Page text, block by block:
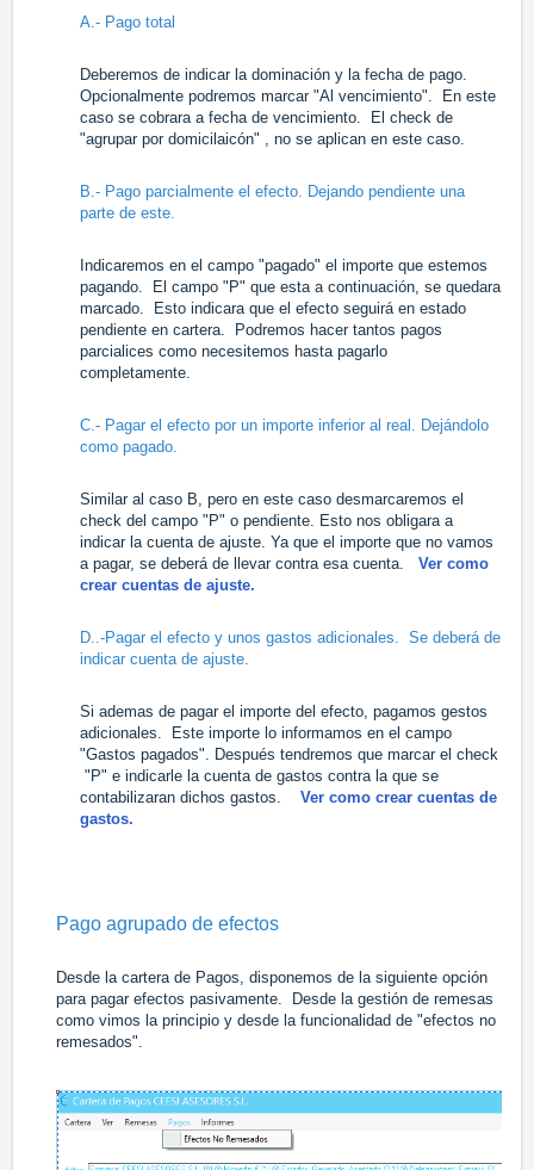
A.- Pago total
Deberemos de indicar la dominación y la fecha de pago.
Opcionalmente podremos marcar "Al vencimiento". En este
caso se cobrara a fecha de vencimiento. El check de
"agrupar por domicilaicón" , no se aplican en este caso.
B.- Pago parcialmente el efecto. Dejando pendiente una
parte de este.
Indicaremos en el campo "pagado" el importe que estemos
pagando. El campo "P" que esta a continuación, se quedara
marcado. Esto indicara que el efecto seguirá en estado
pendiente en cartera. Podremos hacer tantos pagos
parcialices como necesitemos hasta pagarlo
completamente.
C.- Pagar el efecto por un importe inferior al real. Dejándolo
como pagado.
Similar al caso B, pero en este caso desmarcaremos el
check del campo "P" o pendiente. Esto nos obligara a
indicar la cuenta de ajuste. Ya que el importe que no vamos
a pagar, se deberá de llevar contra esa cuenta. Ver como
crear cuentas de ajuste.
D..-Pagar el efecto y unos gastos adicionales. Se deberá de
indicar cuenta de ajuste.
Si ademas de pagar el importe del efecto, pagamos gestos
adicionales. Este importe lo informamos en el campo
"Gastos pagados". Después tendremos que marcar el check
"P" e indicarle la cuenta de gastos contra la que se
contabilizaran dichos gastos. Ver como crear cuentas de
gastos.
Pago agrupado de efectos
Desde la cartera de Pagos, disponemos de la siguiente opción
para pagar efectos pasivamente. Desde la gestión de remesas
como vimos la principio y desde la funcionalidad de "efectos no
remesados".